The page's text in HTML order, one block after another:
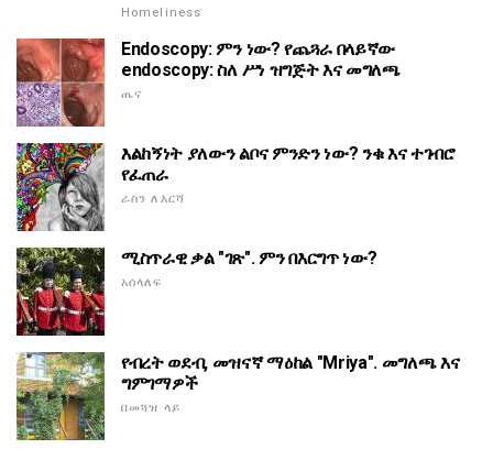
Homeliness
Endoscopy: ምን ነው? የጨጓራ በላይኛው
endoscopy: ስለ ሥነ ዝግጅት እና መግለጫ
ጤና
እልከኝነት ያለውን ልቦና ምንድን ነው? ንቁ እና ተገብሮ
የፈጠራ
ራስን ለእርሻ
ሚስጥራዊ ቃል "ገጽ". ምን በእርግጥ ነው?
አሰላለፍ
የብረት ወደብ, መዝናኛ ማዕከል "Mriya". መግለጫ እና
ግምገማዎች
በመጓዝ ላይ